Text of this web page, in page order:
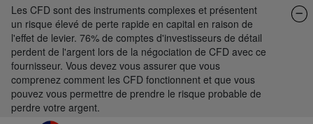
Les CFD sont des instruments complexes et présentent
un risque élevé de perte rapide en capital en raison de
l'effet de levier. 76% de comptes d'investisseurs de détail
perdent de l'argent lors de la négociation de CFD avec ce
fournisseur. Vous devez vous assurer que vous
comprenez comment les CFD fonctionnent et que vous
pouvez vous permettre de prendre le risque probable de
perdre votre argent.